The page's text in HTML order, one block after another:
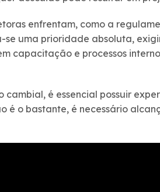
enfrentam, como a
uma prioridade absoluta,
capacitação e processos
cambial, é essencial possuir
é o bastante, é necessário